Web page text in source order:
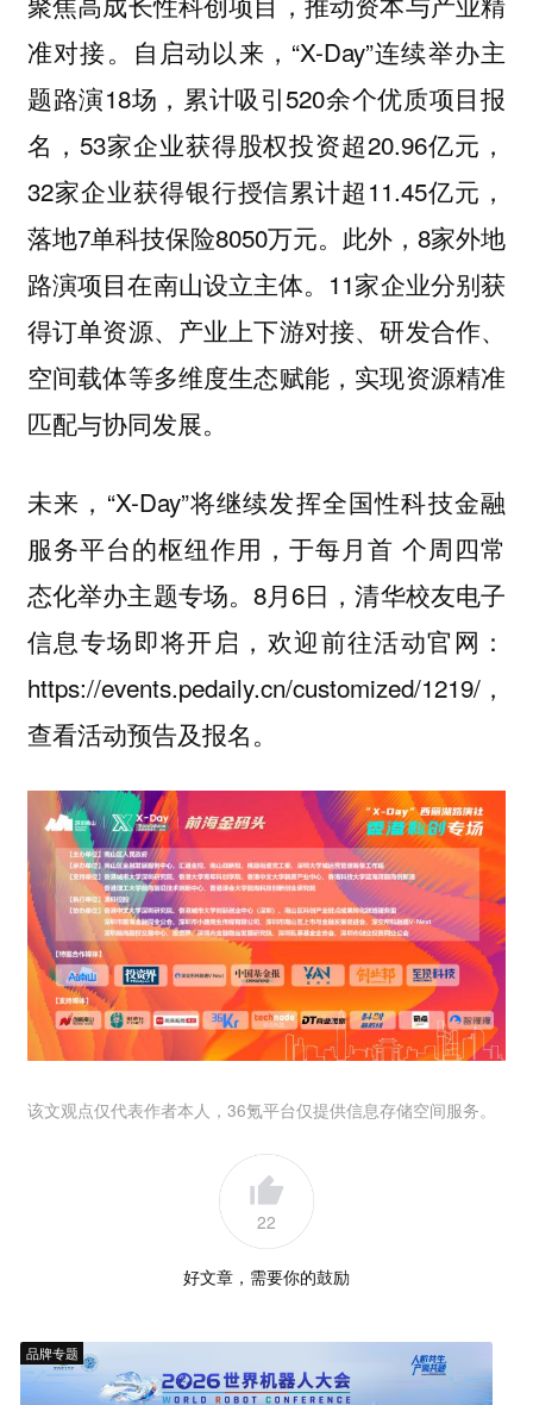
准对接。自启动以来，“X-Day”连续举办主
题路演18场，累计吸引520余个优质项目报
名，53家企业获得股权投资超20.96亿元，
32家企业获得银行授信累计超11.45亿元，
落地7单科技保险8050万元。此外，8家外地
路演项目在南山设立主体。11家企业分别获
得订单资源、产业上下游对接、研发合作、
空间载体等多维度生态赋能，实现资源精准
匹配与协同发展。
未来，“X-Day”将继续发挥全国性科技金融
服务平台的枢纽作用，于每月首 个周四常
态化举办主题专场。8月6日，清华校友电子
信息专场即将开启，欢迎前往活动官网：
https://events.pedaily.cn/customized/1219/，
查看活动预告及报名。
该文观点仅代表作者本人，36氪平台仅提供信息存储空间服务。
22
好文章，需要你的鼓励
品牌专题